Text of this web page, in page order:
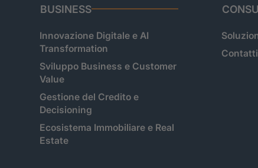
BUSINESS
Innovazione Digitale e AI
Transformation
Sviluppo Business e Customer
Value
Gestione del Credito e
Decisioning
Ecosistema Immobiliare e Real
Estate